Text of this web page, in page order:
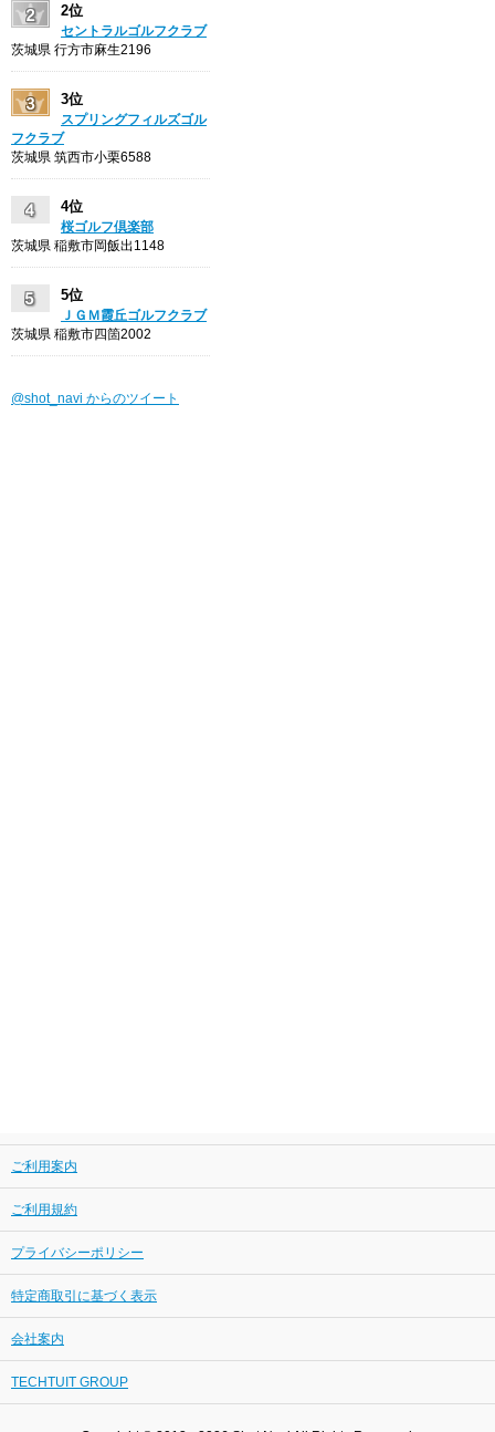
2位
セントラルゴルフクラブ
茨城県 行方市麻生2196
3位
スプリングフィルズゴル
フクラブ
茨城県 筑西市小栗6588
4位
桜ゴルフ倶楽部
茨城県 稲敷市岡飯出1148
5位
ＪＧＭ霞丘ゴルフクラブ
茨城県 稲敷市四箇2002
@shot_navi からのツイート
ご利用案内
ご利用規約
プライバシーポリシー
特定商取引に基づく表示
会社案内
TECHTUIT GROUP